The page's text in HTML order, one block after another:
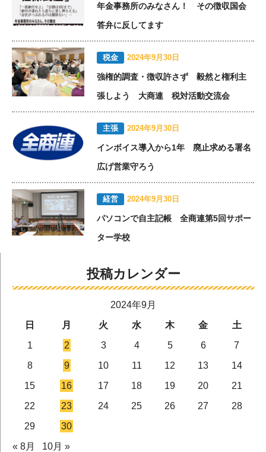
年金事務所のみなさん！ その徴収国会
答弁に反してます
税金 2024年9月30日
強権的調査・徴収許さず 毅然と権利主
張しよう 大商連 税対活動交流会
主張 2024年9月30日
インボイス導入から1年 廃止求める署名
広げ営業守ろう
経営 2024年9月30日
パソコンで自主記帳 全商連第5回サポー
ター学校
投稿カレンダー
2024年9月
日
月 火 水 木 金
土
1
2 3 4 5 6
7
8
9 10 11 12 13
14
15
16 17 18 19 20
21
22
23 24 25 26 27
28
29
30
« 8月
10月 »